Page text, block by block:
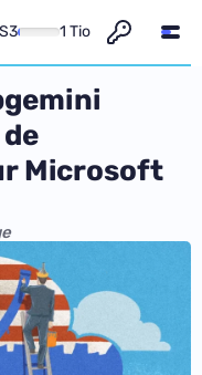
S3 1 Tio
Microsoft